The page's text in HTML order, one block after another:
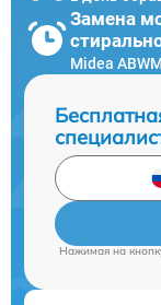
Замена
Midea
Нажимая на